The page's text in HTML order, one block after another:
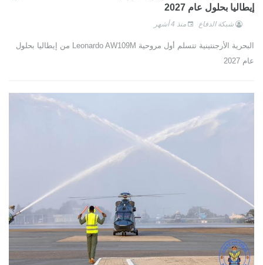
إيطاليا بحلول عام 2027
شبكة الدفاع منذ 4 أشهر
البحرية الأرجنتينية تتسلم أول مروحية Leonardo AW109M من إيطاليا بحلول
عام 2027